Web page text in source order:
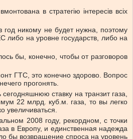
в стратегію інтересів всіх
никому не будет нужна, поэтому
либо на уровне государств, либо на
бы, конечно, чтобы от разговоров
ГТС, это конечно здорово. Вопрос
прогонять.
ставку на транзит газа,
22 млрд. куб.м. газа, то вы легко
2008 году, рекордном, с точки
в Европу, и единственная надежда
бы возвращение спроса на уровень